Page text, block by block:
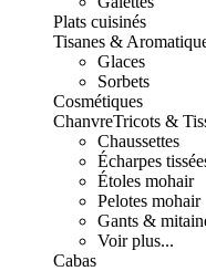
Plats cuisinés
Tisanes &
Glaces
Sorbets
Cosmétiques
ChanvreTricots &
Chaussettes
Écharpes
Étoles mohair
Pelotes mohair
Gants &
Voir plus...
Cabas